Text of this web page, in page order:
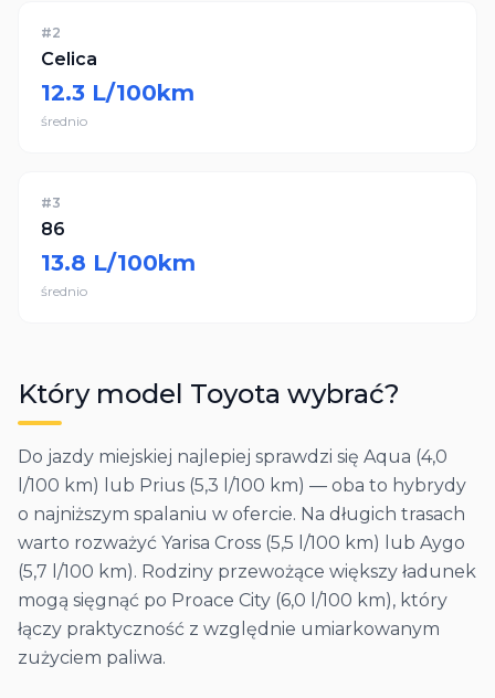
#2
Celica
12.3 L/100km
średnio
#3
86
13.8 L/100km
średnio
Który model Toyota wybrać?
Do jazdy miejskiej najlepiej sprawdzi się Aqua (4,0
l/100 km) lub Prius (5,3 l/100 km) — oba to hybrydy
o najniższym spalaniu w ofercie. Na długich trasach
warto rozważyć Yarisa Cross (5,5 l/100 km) lub Aygo
(5,7 l/100 km). Rodziny przewożące większy ładunek
mogą sięgnąć po Proace City (6,0 l/100 km), który
łączy praktyczność z względnie umiarkowanym
zużyciem paliwa.